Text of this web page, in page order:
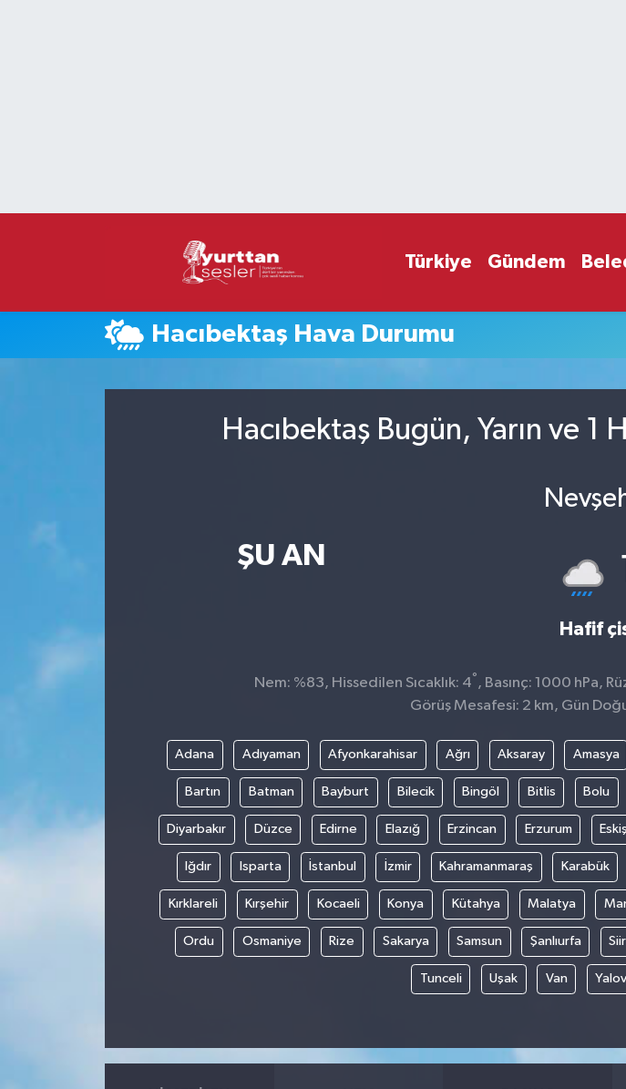
Türkiye Gündem
Hacıbektaş Hava Durumu
Hacıbektaş Bugün, Yarın ve 1
ŞU AN
Hafif
Nem: %83, Hissedilen Sıcaklık: 4° , Basınç: 1000 hPa,
Görüş Mesafesi: 2 km, Gün
Adana Adıyaman Afyonkarahisar Ağrı Aksaray Amasya
Bartın Batman Bayburt Bilecik Bingöl Bitlis Bolu
Diyarbakır Düzce Edirne Elazığ Erzincan Erzurum
Iğdır Isparta İstanbul İzmir Kahramanmaraş Karabük
Kırklareli Kırşehir Kocaeli Konya Kütahya Malatya
Ordu Osmaniye Rize Sakarya Samsun Şanlıurfa
Tunceli Uşak Van
Süper Lig Puan Durumu ve Fikstür
Son Dakika Haberleri
Haber Arşivi